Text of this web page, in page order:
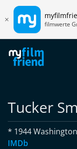
filmwerte
Tucker
* 1944
IMDb